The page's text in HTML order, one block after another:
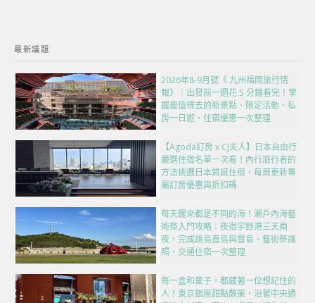
最新議題
2026年8-9月號《 九州福岡旅行情
報》｜出發前一週花 5 分鐘看完！掌
握最值得去的新景點、限定活動、私
房一日遊、住宿優惠一次整理
【Agoda訂房 x CJ夫人】日本自由行
嚴選住宿名單一次看！內行旅行者的
方法挑選日本質感住宿，每周更新專
屬訂房優惠與折扣碼
每天醒來都是不同的海！瀨戶內海藝
術祭入門攻略：夜宿宇野港三天兩
夜，完成跳島直島與豐島、藝術祭護
照、交通住宿一次整理
每一盒和菓子，都藏著一位想記住的
人！東京銀座甜點散策，沿著中央通